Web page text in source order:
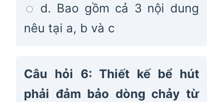
d. Bao gồm cả 3 nội dung
nêu tại a, b và c
Câu hỏi 6: Thiết kế bể hút
phải đảm bảo dòng chảy từ